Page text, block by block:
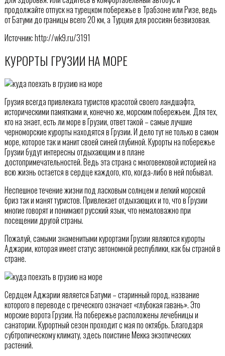
продолжайте отпуск на турецком побережье в Трабзоне или Ризе, ведь
от Батуми до границы всего 20 км, а Турция для россиян безвизовая.
Источник: http://wk9.ru/3191
КУРОРТЫ ГРУЗИИ НА МОРЕ
Грузия всегда привлекала туристов красотой своего ландшафта,
историческими памятками и, конечно же, морским побережьем. Для тех,
кто на знает, есть ли море в Грузии, ответ такой – самые лучшие
черноморские курорты находятся в Грузии. И дело тут не только в самом
море, которое так и манит своей синей глубиной. Курорты на побережье
Грузии будут интересны отдыхающим и в плане
достопримечательностей. Ведь эта страна с многовековой историей на
всю жизнь остается в сердце каждого, кто, когда-либо в ней побывал.
Неспешное течение жизни под ласковым солнцем и легкий морской
бриз так и манят туристов. Привлекает отдыхающих и то, что в Грузии
многие говорят и понимают русский язык, что немаловажно при
посещении другой страны.
Пожалуй, самыми знаменитыми курортами Грузии являются курорты
Аджарии, которая имеет статус автономной республики, как бы страной в
стране.
Сердцем Аджарии является Батуми – старинный город, название
которого в переводе с греческого означает «глубокая гавань». Это
морские ворота Грузии. На побережье расположены лечебницы и
санатории. Курортный сезон проходит с мая по октябрь. Благодаря
субтропическому климату, здесь поистине Мекка экзотических
растений.